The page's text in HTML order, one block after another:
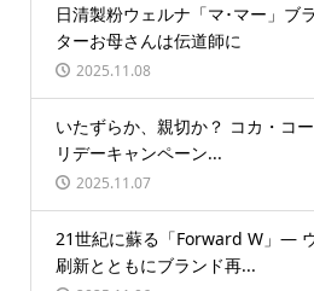
日清製粉ウェルナ「マ･マー」
ターお母さんは伝道師に
2025.11.08
いたずらか、親切か？ コカ・コ
リデーキャンペーン...
2025.11.07
21世紀に蘇る「Forward W」―
刷新とともにブランド再...